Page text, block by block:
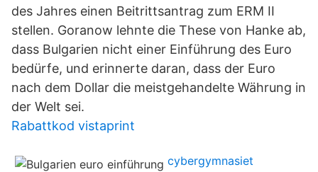
des Jahres einen Beitrittsantrag zum ERM II
stellen. Goranow lehnte die These von Hanke ab,
dass Bulgarien nicht einer Einführung des Euro
bedürfe, und erinnerte daran, dass der Euro
nach dem Dollar die meistgehandelte Währung in
der Welt sei.
Rabattkod vistaprint
cybergymnasiet